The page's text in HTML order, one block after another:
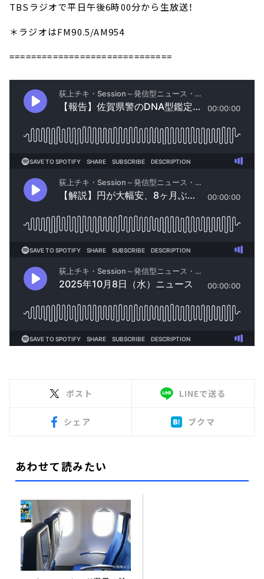
TBSラジオで平日午後6時00分から生放送！
＊ラジオはFM90.5/AM954
==============================
ポスト LINEで送る
シェア ブクマ
あわせて読みたい